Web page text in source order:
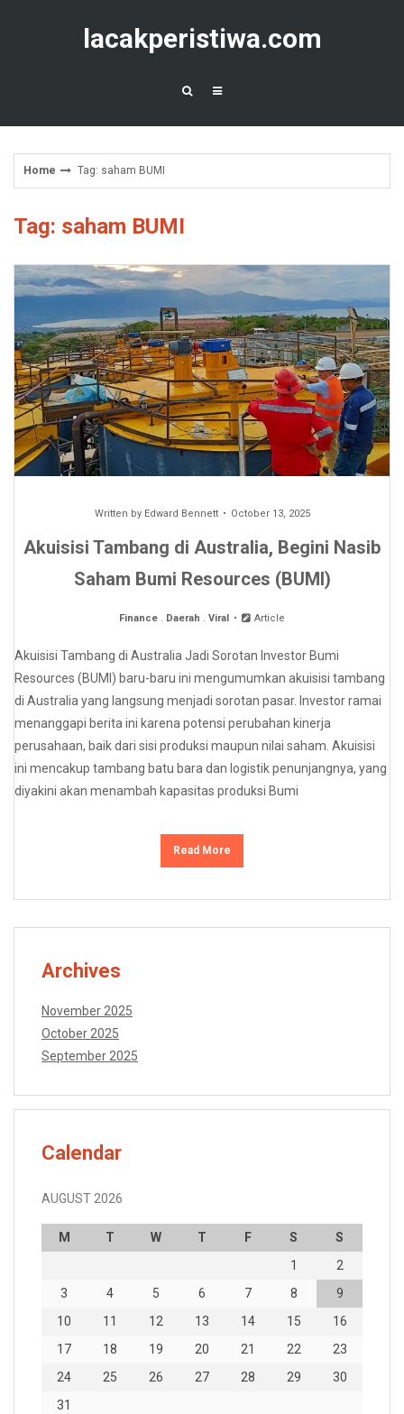
lacakperistiwa.com
Home Tag: saham BUMI
Tag: saham BUMI
Written by Edward Bennett October 13, 2025
Akuisisi Tambang di Australia, Begini Nasib
Saham Bumi Resources (BUMI)
Finance. Daerah . Viral Article
Akuisisi Tambang di Australia Jadi Sorotan Investor Bumi
Resources (BUMI) baru-baru ini mengumumkan akuisisi tambang
di Australia yang langsung menjadi sorotan pasar. Investor ramai
menanggapi berita ini karena potensi perubahan kinerja
perusahaan, baik dari sisi produksi maupun nilai saham. Akuisisi
ini mencakup tambang batu bara dan logistik penunjangnya, yang
diyakini akan menambah kapasitas produksi Bumi
Read More
Archives
November 2025
October 2025
September 2025
Calendar
AUGUST 2026
M T W T F S
S
1
2
3
4 5 6 7 8
9
10
11 12 13 14 15
16
17
18 19 20 21 22
23
24
25 26 27 28 29
30
31